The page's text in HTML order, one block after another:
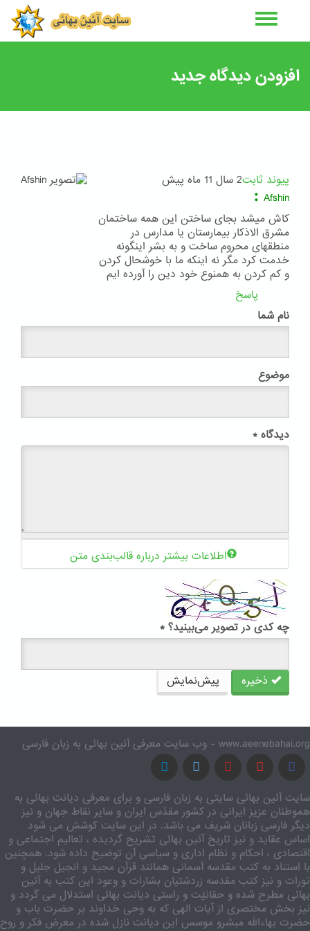
افزودن دیدگاه جدید
پیوند ثابت2 سال 11 ماه پیش
Afshin
:
کاش میشد بجای ساختن این همه ساختمان
مشرق الاذکار بیمارستان یا مدارس در
منطقهای محروم ساخت و به بشر اینگونه
خدمت کرد مگر نه اینکه ما با خوشحال کردن
و کم کردن به همنوع خود دین را آورده ایم
پاسخ
نام شما
موضوع
دیدگاه *
اطلاعات بیشتر درباره قالب‌بندی متن
چه کدی در تصویر می‌بینید؟ *
ذخیره پیش‌نمایش
www.aeenebahai.org - وب سایت معرفی آئین بهائی به زبان فارسی
سایت آئین بهائی سایتی به زبان فارسی و برای معرفی دیانت بهائی به
هموطنان عزیز ایرانی در کشور مقدّس ایران و سایر نقاط جهان و نیز
دیگر فارسی زبانان شریف می باشد. در این سایت کوشش می شود
اساس عقاید و نیز تاریخ آئین بهائی تشریح گردیده ، تعالیم اجتماعی و
اقتصادی ، احکام و نظام اداری و سیاسی آن توضیح داده شود. همچنین
با استناد به کتب مقدسه آسمانی همانند قرآن مجید و انجیل جلیل و
تورات و نیز کتب مقدسه زردشتیان بشارات و وعود این کتب به آئین
بهائی مطرح شده و حقانیّت و راستی دیانت بهائی استدلال می گردد و
نیز بخش مختصری از آیات الهی که به وحی خداوند بر حضرت باب و
حضرت بهاءالله مبشرو موسس این دیانت نازل شده در معرض فکر و روح